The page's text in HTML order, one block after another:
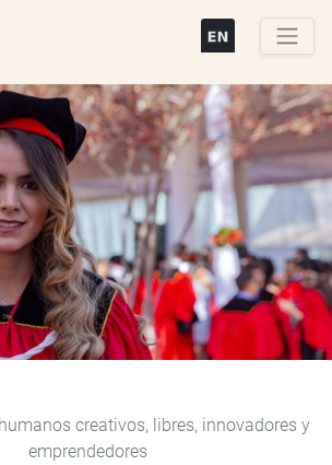
principal
Next
creativos, libres, innovadores y
emprendedores